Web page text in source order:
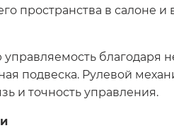
пространства в салоне
благодаря
подвеска. Рулевой
и точность управления.